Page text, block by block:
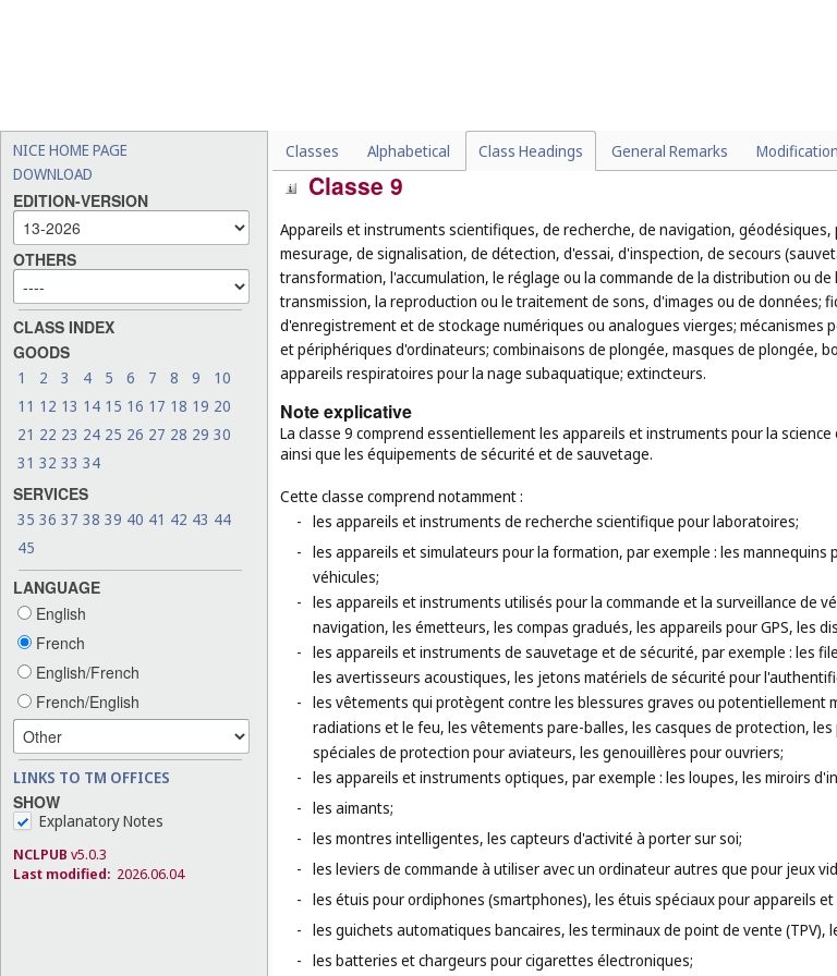
NICE HOME PAGE
DOWNLOAD
EDITION-VERSION
OTHERS
CLASS INDEX
GOODS
1 2 3 4 5 6 7 8 9
10
11 12 13 14 15 16 17 18 19 20
21 22 23 24 25 26 27 28 29 30
31 32 33 34
SERVICES
35 36 37 38 39 40 41 42 43 44
45
LANGUAGE
English
French
English/French
French/English
LINKS TO TM OFFICES
SHOW
Explanatory Notes
NCLPUB v5.0.3
Last modified: 2026.06.04
Classes Alphabetical Class Headings General Remarks
cl. 28).
Classe 9
Appareils et instruments scientifiques, de recherche, de navigation,
mesurage, de signalisation, de détection, d'essai, d'inspection, de secours
transformation, l'accumulation, le réglage ou la commande de la distribution ou
transmission, la reproduction ou le traitement de sons, d'images ou de données;
d'enregistrement et de stockage numériques ou analogues vierges;
et périphériques d'ordinateurs; combinaisons de plongée, masques de plongée,
appareils respiratoires pour la nage subaquatique; extincteurs.
Note explicative
La classe 9 comprend essentiellement les appareils et instruments pour la
ainsi que les équipements de sécurité et de sauvetage.
Cette classe comprend notamment :
- les appareils et instruments de recherche scientifique pour laboratoires;
- les appareils et simulateurs pour la formation, par exemple : les
véhicules;
- les appareils et instruments utilisés pour la commande et la surveillance de
navigation, les émetteurs, les compas gradués, les appareils pour GPS, les
- les appareils et instruments de sauvetage et de sécurité, par exemple : les
les avertisseurs acoustiques, les jetons matériels de sécurité pour
- les vêtements qui protègent contre les blessures graves ou potentiellement
radiations et le feu, les vêtements pare-balles, les casques de protection,
spéciales de protection pour aviateurs, les genouillères pour ouvriers;
- les appareils et instruments optiques, par exemple : les loupes, les miroirs
- les aimants;
- les montres intelligentes, les capteurs d'activité à porter sur soi;
- les leviers de commande à utiliser avec un ordinateur autres que pour jeux
- les étuis pour ordiphones (smartphones), les étuis spéciaux pour appareils
- les guichets automatiques bancaires, les terminaux de point de vente
- les batteries et chargeurs pour cigarettes électroniques;